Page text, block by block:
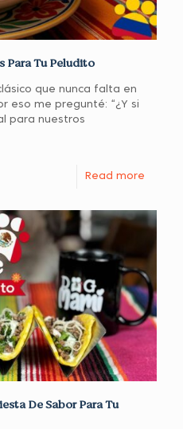
Para Tu Peludito
que nunca falta en
eso me pregunté: “¿Y si
para nuestros
Read more
De Sabor Para Tu